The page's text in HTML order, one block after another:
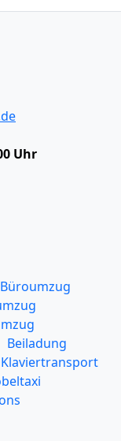
Uhr
Büroumzug
Beiladung
Klaviertransport